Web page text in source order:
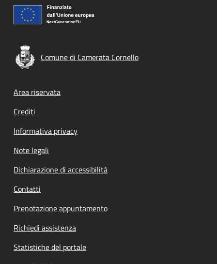
Comune di Camerata Cornello
Footer menu
Area riservata
Crediti
Informativa privacy
Note legali
Dichiarazione di accessibilità
Contatti
Prenotazione appuntamento
Richiedi assistenza
Statistiche del portale